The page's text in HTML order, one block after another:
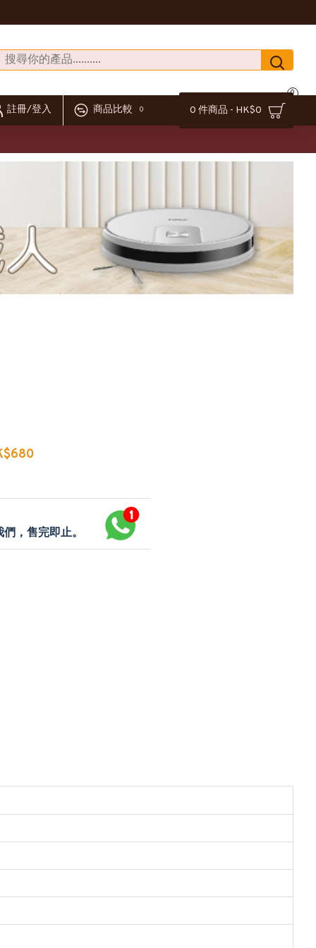
註冊/登入 商品比較 0 0 件商品 - HK$0
0
，售完即止。